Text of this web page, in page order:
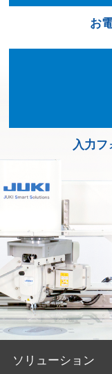
お
入力フ
ソリューション